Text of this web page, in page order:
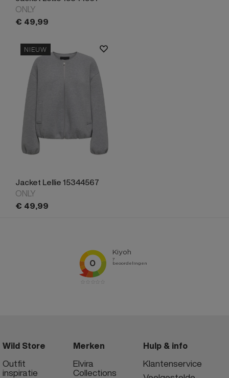
ONLY
€ 49,99
NIEUW
Jacket Lellie 15344567
ONLY
€ 49,99
Wild Store
Outfit
inspiratie
Merken
Elvira
Collections
Hulp & info
Klantenservice